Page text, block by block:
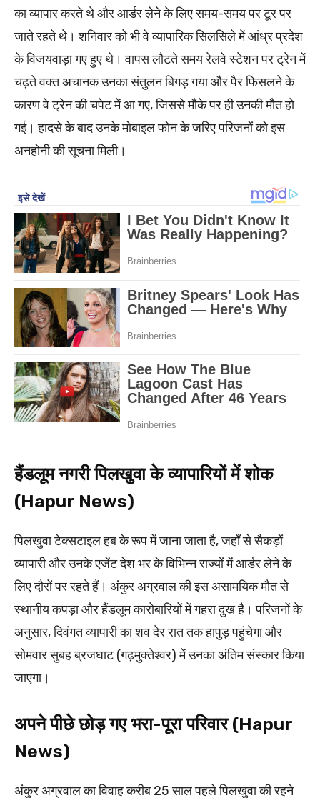
का व्यापार करते थे और आर्डर लेने के लिए समय-समय पर टूर पर
जाते रहते थे। शनिवार को भी वे व्यापारिक सिलसिले में आंध्र प्रदेश
के विजयवाड़ा गए हुए थे। वापस लौटते समय रेलवे स्टेशन पर ट्रेन में
चढ़ते वक्त अचानक उनका संतुलन बिगड़ गया और पैर फिसलने के
कारण वे ट्रेन की चपेट में आ गए, जिससे मौके पर ही उनकी मौत हो
गई। हादसे के बाद उनके मोबाइल फोन के जरिए परिजनों को इस
अनहोनी की सूचना मिली।
हैंडलूम नगरी पिलखुवा के व्यापारियों में शोक
(Hapur News)
पिलखुवा टेक्सटाइल हब के रूप में जाना जाता है, जहाँ से सैकड़ों
व्यापारी और उनके एजेंट देश भर के विभिन्न राज्यों में आर्डर लेने के
लिए दौरों पर रहते हैं। अंकुर अग्रवाल की इस असामयिक मौत से
स्थानीय कपड़ा और हैंडलूम कारोबारियों में गहरा दुख है। परिजनों के
अनुसार, दिवंगत व्यापारी का शव देर रात तक हापुड़ पहुंचेगा और
सोमवार सुबह ब्रजघाट (गढ़मुक्तेश्वर) में उनका अंतिम संस्कार किया
जाएगा।
अपने पीछे छोड़ गए भरा-पूरा परिवार (Hapur
News)
अंकुर अग्रवाल का विवाह करीब 25 साल पहले पिलखुवा की रहने